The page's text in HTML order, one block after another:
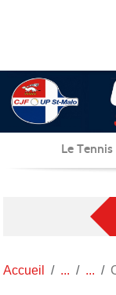
Le
Accueil
Panneau de